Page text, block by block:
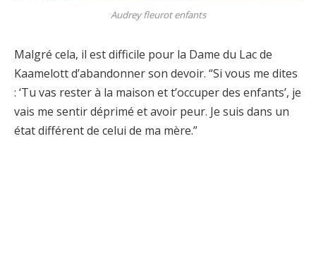
Audrey fleurot enfants
Malgré cela, il est difficile pour la Dame du Lac de
Kaamelott d’abandonner son devoir. “Si vous me dites
: ‘Tu vas rester à la maison et t’occuper des enfants’, je
vais me sentir déprimé et avoir peur. Je suis dans un
état différent de celui de ma mère.”